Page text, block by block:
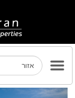
Next